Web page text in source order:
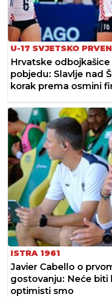
U-17 SVJETSKO
Hrvatske
pobjedu: Slavlje nad
korak prema osmini
ISTRA 1961
Javier Cabello o
gostovanju: Neće biti
optimisti smo